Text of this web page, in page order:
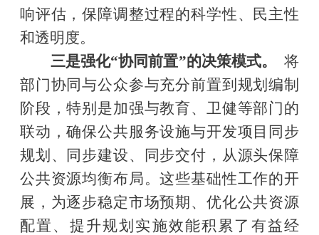
响评估，保障调整过程的科学性、民主性
和透明度。
三是强化“协同前置”的决策模式。
将
部门协同与公众参与充分前置到规划编制
阶段，特别是加强与教育、卫健等部门的
联动，确保公共服务设施与开发项目同步
规划、同步建设、同步交付，从源头保障
公共资源均衡布局。这些基础性工作的开
展，为逐步稳定市场预期、优化公共资源
配置、提升规划实施效能积累了有益经